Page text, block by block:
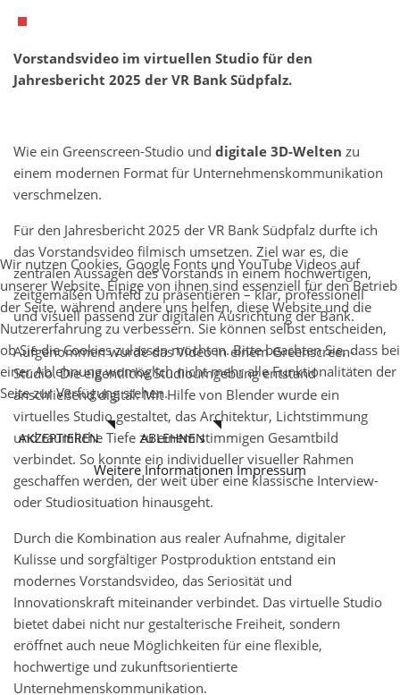
Vorstandsvideo im virtuellen Studio für den
Jahresbericht 2025 der VR Bank Südpfalz.
Wie ein Greenscreen-Studio und digitale 3D-Welten zu
einem modernen Format für Unternehmenskommunikation
verschmelzen.
Für den Jahresbericht 2025 der VR Bank Südpfalz durfte ich
das Vorstandsvideo filmisch umsetzen. Ziel war es, die
zentralen Aussagen des Vorstands in einem hochwertigen,
zeitgemäßen Umfeld zu präsentieren – klar, professionell
und visuell passend zur digitalen Ausrichtung der Bank.
Aufgenommen wurde das Video in einem Greenscreen-
Studio. Die eigentliche Studioumgebung entstand
anschließend digital: Mit Hilfe von Blender wurde ein
virtuelles Studio gestaltet, das Architektur, Lichtstimmung
und räumliche Tiefe zu einem stimmigen Gesamtbild
verbindet. So konnte ein individueller visueller Rahmen
geschaffen werden, der weit über eine klassische Interview-
oder Studiosituation hinausgeht.
Durch die Kombination aus realer Aufnahme, digitaler
Kulisse und sorgfältiger Postproduktion entstand ein
modernes Vorstandsvideo, das Seriosität und
Innovationskraft miteinander verbindet. Das virtuelle Studio
bietet dabei nicht nur gestalterische Freiheit, sondern
eröffnet auch neue Möglichkeiten für eine flexible,
hochwertige und zukunftsorientierte
Unternehmenskommunikation.
Wir nutzen Cookies, Google Fonts und YouTube Videos auf
unserer Website. Einige von ihnen sind essenziell für den Betrieb
der Seite, während andere uns helfen, diese Website und die
Nutzererfahrung zu verbessern. Sie können selbst entscheiden,
ob Sie die Cookies zulassen möchten. Bitte beachten Sie, dass bei
einer Ablehnung womöglich nicht mehr alle Funktionalitäten der
Seite zur Verfügung stehen.
AKZEPTIEREN ABLEHNEN
Weitere Informationen Impressum